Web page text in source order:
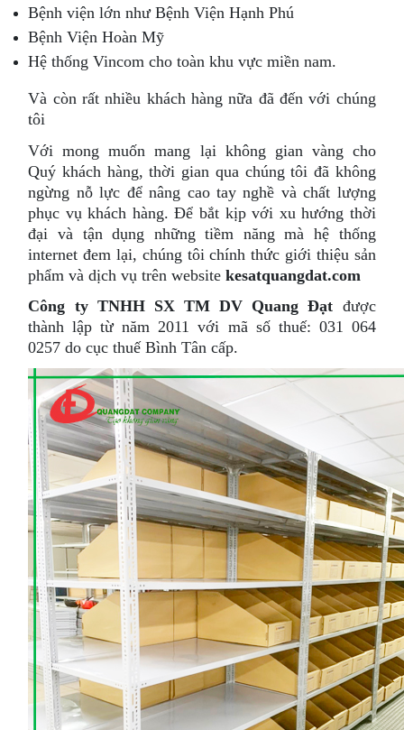
Bệnh viện lớn như Bệnh Viện Hạnh Phú
Bệnh Viện Hoàn Mỹ
Hệ thống Vincom cho toàn khu vực miền nam.
Và còn rất nhiều khách hàng nữa đã đến với chúng
tôi
Với mong muốn mang lại không gian vàng cho
Quý khách hàng, thời gian qua chúng tôi đã không
ngừng nỗ lực để nâng cao tay nghề và chất lượng
phục vụ khách hàng. Để bắt kịp với xu hướng thời
đại và tận dụng những tiềm năng mà hệ thống
internet đem lại, chúng tôi chính thức giới thiệu sản
phẩm và dịch vụ trên websitekesatquangdat.com
Công ty TNHH SX TM DV Quang Đạt được
thành lập từ năm 2011 với mã số thuế: 031 064
0257 do cục thuế Bình Tân cấp.